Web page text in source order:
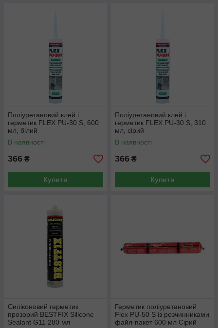
Поліуретановий клей і
герметик FLEX PU-30 S, 600
мл, білий
В наявності
366 ₴
Купити
Поліуретановий клей і
герметик FLEX PU-30 S, 310
мл, cірий
В наявності
366 ₴
Купити
Силіконовий герметик
прозорий BESTFIX Silicone
Sealant G11 280 мл
Герметик поліуретановий
Flex PU-50 S із розчинниками
файл-пакет 600 мл Сірий